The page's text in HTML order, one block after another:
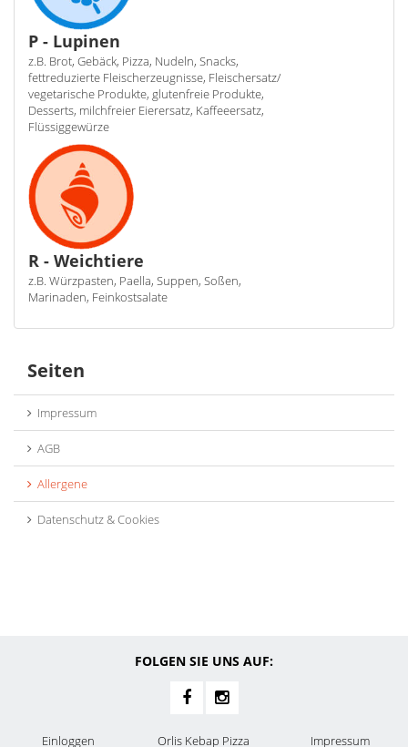
P - Lupinen
z.B. Brot, Gebäck, Pizza, Nudeln, Snacks,
fettreduzierte Fleischerzeugnisse, Fleischersatz/
vegetarische Produkte, glutenfreie Produkte,
Desserts, milchfreier Eierersatz, Kaffeeersatz,
Flüssiggewürze
R - Weichtiere
z.B. Würzpasten, Paella, Suppen, Soßen,
Marinaden, Feinkostsalate
Seiten
Impressum
AGB
Allergene
Datenschutz & Cookies
FOLGEN SIE UNS AUF:
Einloggen Orlis Kebap Pizza Impressum